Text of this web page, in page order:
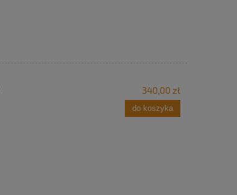
340,00 zł
do koszyka